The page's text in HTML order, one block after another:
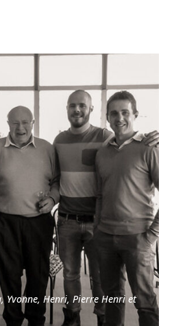
Yvonne, Henri, Pierre Henri et